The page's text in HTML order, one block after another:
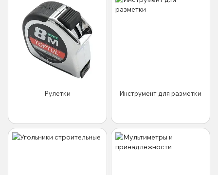
Рулетки Инструмент для разметки